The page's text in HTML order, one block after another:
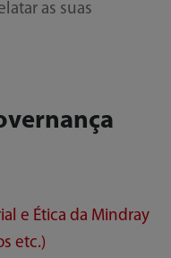
as suas
e Ética da Mindray
etc.)